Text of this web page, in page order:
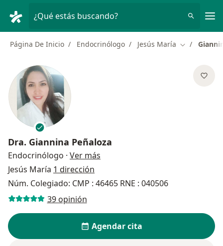
¿Qué estás buscando?
Página De Inicio Endocrinólogo Jesús María Cambiar de
Dra. Giannina Peñaloza
Endocrinólogo · Ver más
Jesús María 1 dirección
Núm. Colegiado: CMP : 46465 RNE : 040506
39 opinión
Agendar cita